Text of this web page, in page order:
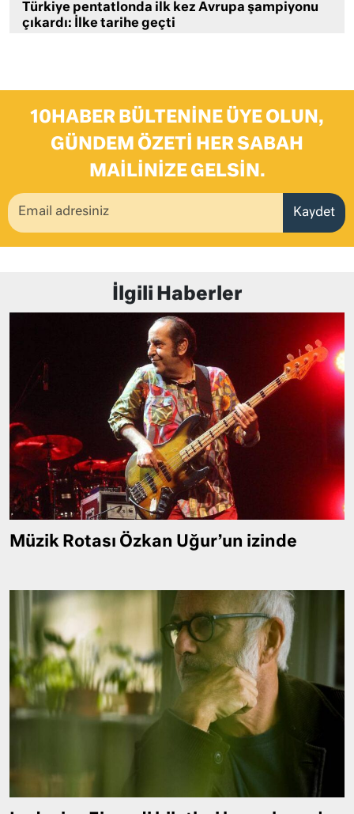
Türkiye pentatlonda ilk kez Avrupa şampiyonu
çıkardı: İlke tarihe geçti
10HABER BÜLTENINE ÜYE OLUN,
GÜNDEM ÖZETI HER SABAH
MAILINIZE GELSIN.
Kaydet
İlgili Haberler
Müzik Rotası Özkan Uğur’un izinde